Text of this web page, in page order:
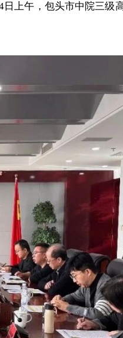
午，包头市中院三级